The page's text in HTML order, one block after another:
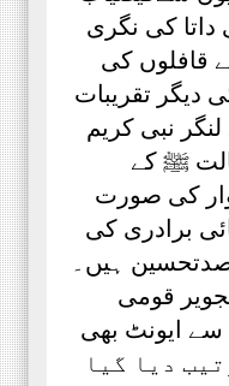
کی نگری
قافلوں کی
تقریبات
نبی کریم
ﷺ کے
کی صورت
برادری کی
ہیں۔
قومی
سے ایونٹ بھی
ترتیب دیا گیا